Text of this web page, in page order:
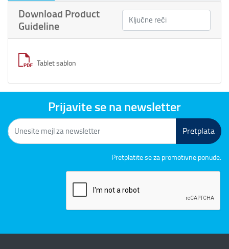
Download Product
Guideline
Tablet sablon
Prijavite se na newsletter
Pretplata
Pretplatite se za promotivne ponude.